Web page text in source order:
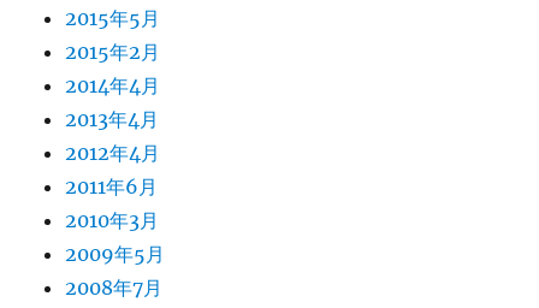
2015年5月
2015年2月
2014年4月
2013年4月
2012年4月
2011年6月
2010年3月
2009年5月
2008年7月